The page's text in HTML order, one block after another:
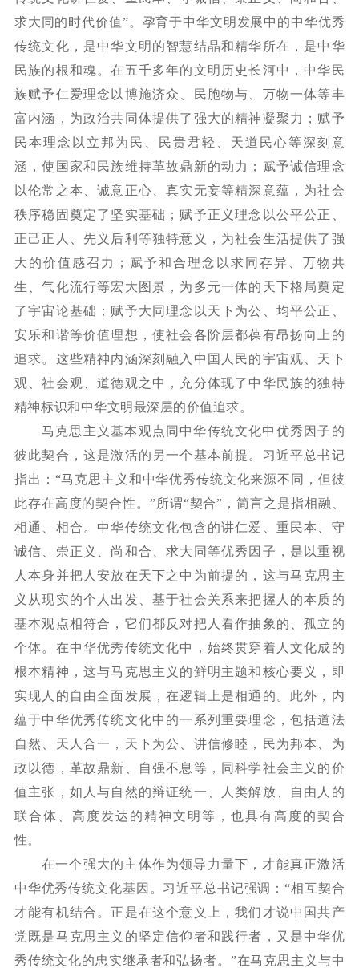
求大同的时代价值”。孕育于中华文明发展中的中华优秀
传统文化，是中华文明的智慧结晶和精华所在，是中华
民族的根和魂。在五千多年的文明历史长河中，中华民
族赋予仁爱理念以博施济众、民胞物与、万物一体等丰
富内涵，为政治共同体提供了强大的精神凝聚力；赋予
民本理念以立邦为民、民贵君轻、天道民心等深刻意
涵，使国家和民族维持革故鼎新的动力；赋予诚信理念
以伦常之本、诚意正心、真实无妄等精深意蕴，为社会
秩序稳固奠定了坚实基础；赋予正义理念以公平公正、
正己正人、先义后利等独特意义，为社会生活提供了强
大的价值感召力；赋予和合理念以求同存异、万物共
生、气化流行等宏大图景，为多元一体的天下格局奠定
了宇宙论基础；赋予大同理念以天下为公、均平公正、
安乐和谐等价值理想，使社会各阶层都葆有昂扬向上的
追求。这些精神内涵深刻融入中国人民的宇宙观、天下
观、社会观、道德观之中，充分体现了中华民族的独特
精神标识和中华文明最深层的价值追求。
马克思主义基本观点同中华传统文化中优秀因子的
彼此契合，这是激活的另一个基本前提。习近平总书记
指出： “马克思主义和中华优秀传统文化来源不同，但彼
此存在高度的契合性。”所谓“契合”，简言之是指相融、
相通、相合。中华传统文化包含的讲仁爱、重民本、守
诚信、崇正义、尚和合、求大同等优秀因子，是以重视
人本身并把人安放在天下之中为前提的，这与马克思主
义从现实的个人出发、基于社会关系来把握人的本质的
基本观点相符合，它们都反对把人看作抽象的、孤立的
个体。在中华优秀传统文化中，始终贯穿着人文化成的
根本精神，这与马克思主义的鲜明主题和核心要义，即
实现人的自由全面发展，在逻辑上是相通的。此外，内
蕴于中华优秀传统文化中的一系列重要理念，包括道法
自然、天人合一，天下为公、讲信修睦，民为邦本、为
政以德，革故鼎新、自强不息等，同科学社会主义的价
值主张，如人与自然的辩证统一、人类解放、自由人的
联合体、高度发达的精神文明等，也具有高度的契合
性。
在一个强大的主体作为领导力量下，才能真正激活
中华优秀传统文化基因。习近平总书记强调：“相互契合
才能有机结合。正是在这个意义上，我们才说中国共产
党既是马克思主义的坚定信仰者和践行者，又是中华优
秀传统文化的忠实继承者和弘扬者。”在马克思主义与中